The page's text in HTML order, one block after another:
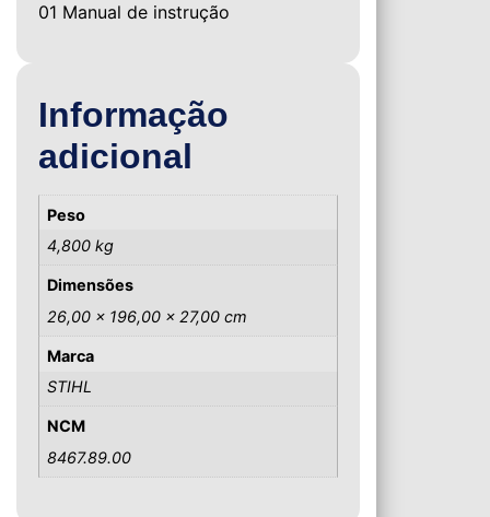
01 Manual de instrução
Informação
adicional
Peso
4,800 kg
Dimensões
26,00 × 196,00 × 27,00 cm
Marca
STIHL
NCM
8467.89.00